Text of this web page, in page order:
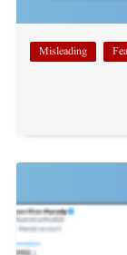
Misleading